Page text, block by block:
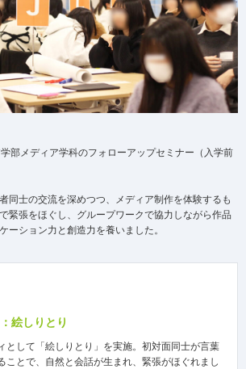
部メディア学科のフォローアップセミナー（入学前
同士の交流を深めつつ、メディア制作を体験するも
緊張をほぐし、グループワークで協力しながら作品
ーション力と創造力を養いました。
絵しりとり
として「絵しりとり」を実施。初対面同士が言葉
ことで、自然と会話が生まれ、緊張がほぐれまし